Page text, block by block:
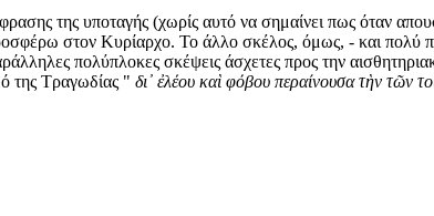
της υποταγής (χωρίς αυτό να σημαίνει πως όταν
στον Κυρίαρχο. Το άλλο σκέλος, όμως, - και πολύ
πολύπλοκες σκέψεις άσχετες προς την
της Τραγωδίας " δι᾽ ἐλέου καὶ φόβου περαίνουσα τὴν τῶν